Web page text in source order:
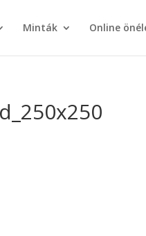
Minták Online